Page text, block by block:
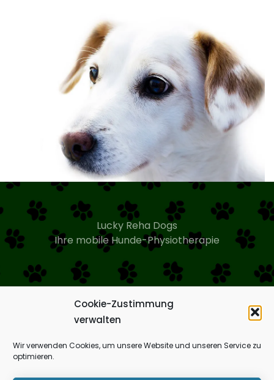
Cookie-Zustimmung
verwalten
Wir verwenden Cookies, um unsere Website und unseren Service zu
optimieren.
Lucky Reha Dogs
Ihre mobile Hunde-Physiotherapie
Impressum